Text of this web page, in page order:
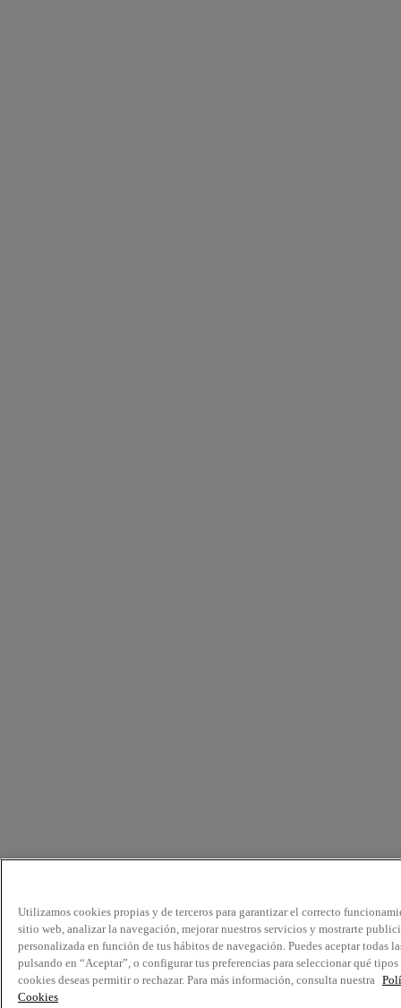
Utilizamos cookies propias y de terceros para garantizar el correcto
sitio web, analizar la navegación, mejorar nuestros servicios y mostrarte
personalizada en función de tus hábitos de navegación. Puedes aceptar todas
pulsando en “Aceptar”, o configurar tus preferencias para seleccionar qué tipos
cookies deseas permitir o rechazar. Para más información, consulta nuestra
Cookies